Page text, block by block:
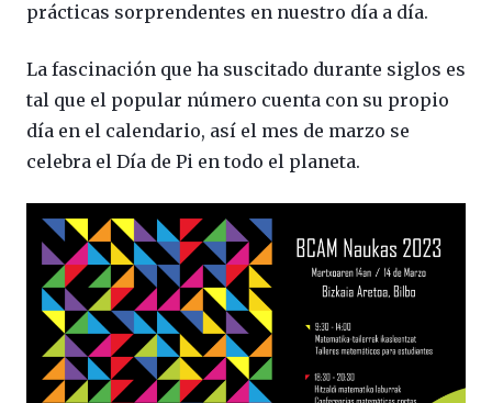
prácticas sorprendentes en nuestro día a día.
La fascinación que ha suscitado durante siglos es
tal que el popular número cuenta con su propio
día en el calendario, así el mes de marzo se
celebra el Día de Pi en todo el planeta.